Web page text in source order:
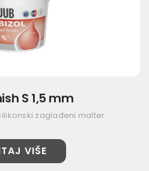
S 1,5 mm
zaglađeni malter
VIŠE